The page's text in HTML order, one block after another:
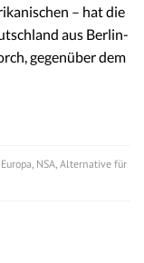
– hat die
aus Berlin-
gegenüber dem
Europa, NSA, Alternative für